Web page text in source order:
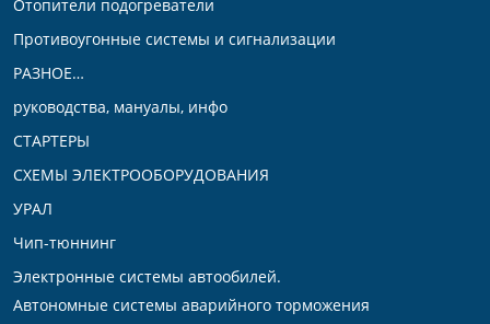
Отопители подогреватели
Противоугонные системы и сигнализации
РАЗНОЕ…
руководства, мануалы, инфо
СТАРТЕРЫ
СХЕМЫ ЭЛЕКТРООБОРУДОВАНИЯ
УРАЛ
Чип-тюннинг
Электронные системы автообилей.
Автономные системы аварийного торможения